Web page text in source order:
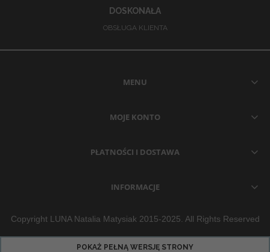
DOSKONAŁA
OBSŁUGA KLIENTA
MENU
MOJE KONTO
PŁATNOŚCI I DOSTAWA
INFORMACJE
Copyright LUNA Natalia Matysiak 2015-2025. All Rights Reserved
POKAŻ PEŁNĄ WERSJĘ STRONY